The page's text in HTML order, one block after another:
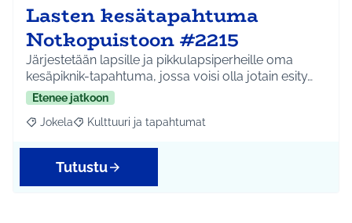
Lasten kesätapahtuma
Notkopuistoon #2215
Järjestetään lapsille ja pikkulapsiperheille oma
kesäpiknik-tapahtuma, jossa voisi olla jotain esity…
Etenee jatkoon
Rajaa tulokset aihepiirin mukaan: Jokela
Jokela Rajaa tulokset teeman mukaan: Kulttuuri ja
Kulttuuri ja tapahtumat
Tutustu